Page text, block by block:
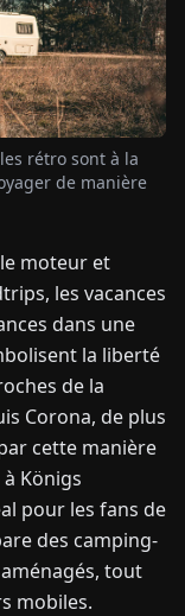
rétro sont à la
de manière
moteur et
les vacances
dans une
la liberté
de la
Corona, de plus
cette manière
à Königs
pour les fans de
des camping-
tout
mobiles.